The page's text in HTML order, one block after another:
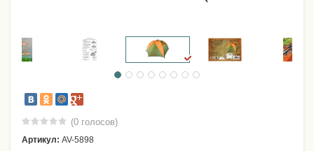
(0 голосов)
Артикул: AV-5898